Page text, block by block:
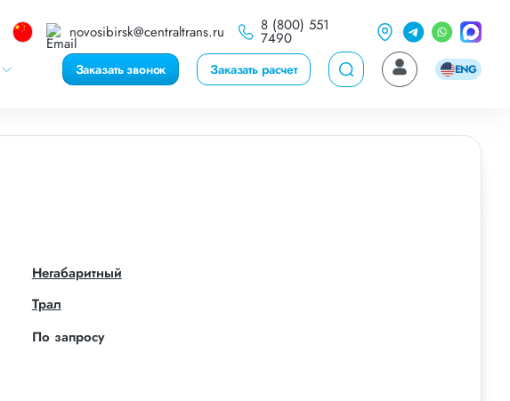
novosibirsk@centraltrans.ru 8 (800) 551
7490
Заказать звонок Заказать расчет ENG
Негабаритный
Трал
По запросу